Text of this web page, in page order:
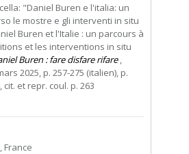
"Daniel Buren e l'italia: un
le mostre e gli interventi in situ
Buren et l'Italie : un parcours à
et les interventions in situ
Buren : fare disfare rifare,
2025, p. 257-275 (italien), p.
cit. et repr. coul. p. 263
France